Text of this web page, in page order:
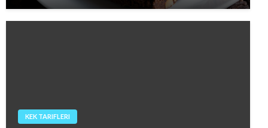
KEK TARIFLERI